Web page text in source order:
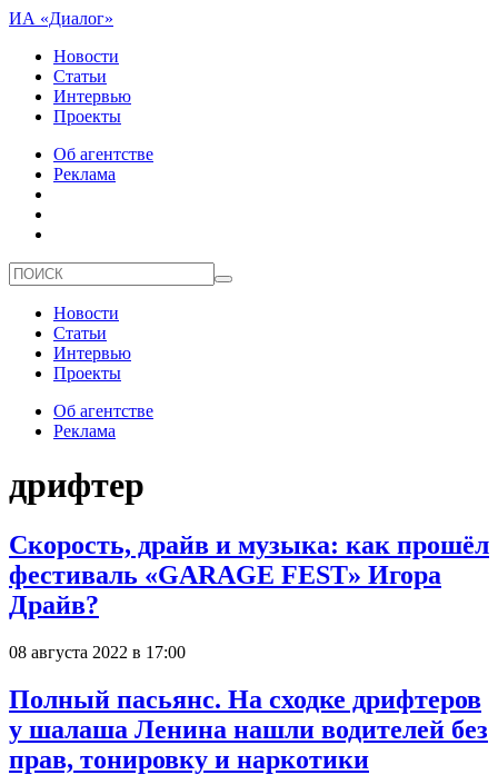
ИА «Диалог»
Новости
Статьи
Интервью
Проекты
Об агентстве
Реклама
Новости
Статьи
Интервью
Проекты
Об агентстве
Реклама
дрифтер
Скорость, драйв и музыка: как прошёл
фестиваль «GARAGE FEST» Игора
Драйв?
08 августа 2022 в 17:00
Полный пасьянс. На сходке дрифтеров
у шалаша Ленина нашли водителей без
прав, тонировку и наркотики